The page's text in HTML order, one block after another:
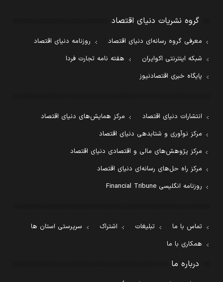
گروه نشریات دنیای اقتصاد
معرفی گروه رسانه‌ای دنیای اقتصاد
روزنامه دنیای اقتصاد
شبکه اینترنتی اکوایران
هفته نامه تجارت فردا
پایگاه خبری اقتصادنیوز
انتشارات دنیای اقتصاد
مرکز همایش‌های دنیای اقتصاد
مرکز نوآوری و شتابدهی دنیای اقتصاد
مرکز پژوهش‌های مالی و اقتصادی دنیای اقتصاد
مرکز راه حل‌های رسانه‌ای دنیای اقتصاد
روزنامه انگلیسی Financial Tribune
تماس با ما تبلیغات اشتراک
سرپرستی استان ها
همکاری با ما
درباره ما